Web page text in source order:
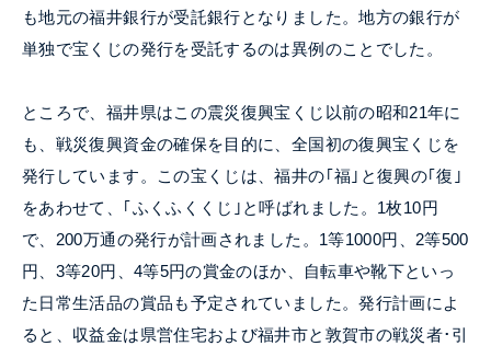
も地元の福井銀行が受託銀行となりました。地方の銀行が
単独で宝くじの発行を受託するのは異例のことでした。
ところで、福井県はこの震災復興宝くじ以前の昭和21年に
も、戦災復興資金の確保を目的に、全国初の復興宝くじを
発行しています。この宝くじは、福井の｢福｣と復興の｢復｣
をあわせて、｢ふくふくくじ｣と呼ばれました。1枚10円
で、 200万通の発行が計画されました。1等1000円、2等500
円、3等20円、4等5円の賞金のほか、自転車や靴下といっ
た日常生活品の賞品も予定されていました。発行計画によ
ると、収益金は県営住宅および福井市と敦賀市の戦災者･引